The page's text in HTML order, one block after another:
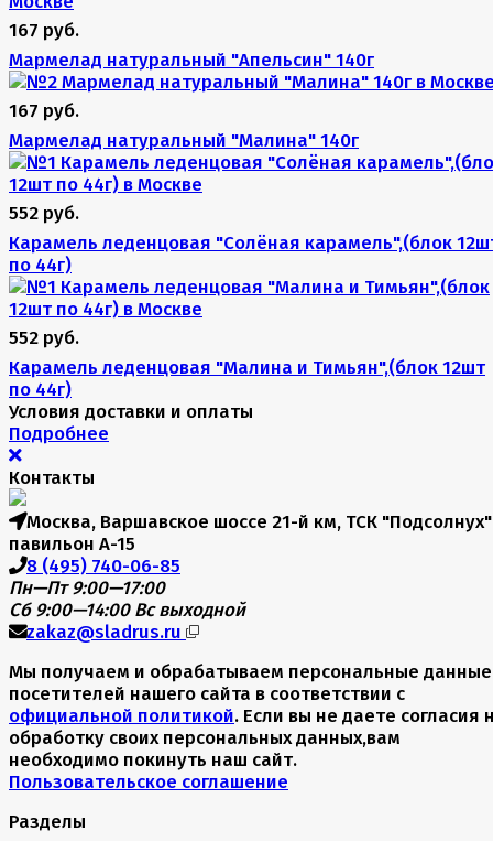
167 руб.
Мармелад натуральный "Апельсин" 140г
167 руб.
Мармелад натуральный "Малина" 140г
552 руб.
Карамель леденцовая "Солёная карамель",(блок
по 44г)
552 руб.
Карамель леденцовая "Малина и Тимьян",(блок 12шт
по 44г)
Условия доставки и оплаты
Подробнее
Контакты
Москва, Варшавское шоссе 21-й км, ТСК "Подсолнух"
павильон А-15
8 (495) 740-06-85
Пн—Пт 9:00—17:00
Сб 9:00—14:00 Вс выходной
zakaz@sladrus.ru
Мы получаем и обрабатываем персональные данные
посетителей нашего сайта в соответствии с
официальной политикой. Если вы не даете согласия
обработку своих персональных данных,вам
необходимо покинуть наш сайт.
Пользовательское соглашение
Разделы